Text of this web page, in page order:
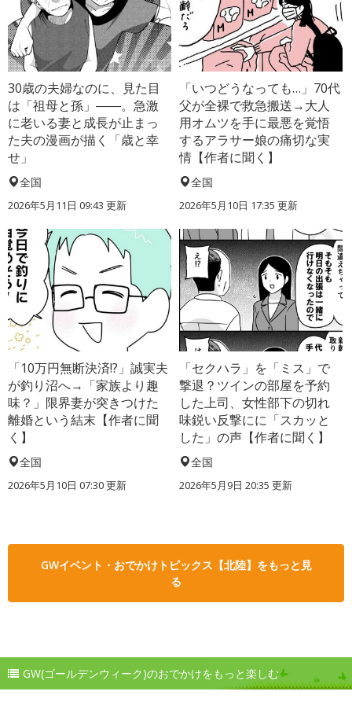
30歳の夫婦なのに、見た目
は「祖母と孫」――。急激
に老いる妻と成長が止まっ
た夫の漫画が描く「歳と幸
せ」
全国
2026年5月11日 09:43 更新
「いつどうなっても…」70代
父が全裸で救急搬送→大人
用オムツを手に最悪を覚悟
するアラサー娘の痛切な実
情【作者に聞く】
全国
2026年5月10日 17:35 更新
「10万円無断決済!?」誠実夫
が釣り沼へ→「家族より趣
味？」限界妻が突きつけた
離婚という結末【作者に聞
く】
全国
2026年5月10日 07:30 更新
「セクハラ」を「ミス」で
撃退？ツインの部屋を予約
した上司、女性部下の切れ
味鋭い反撃にに「スカッと
した」の声【作者に聞く】
全国
2026年5月9日 20:35 更新
GWイベント・おでかけトピックス【北陸】をもっと見
る
GW(ゴールデンウィーク)のおでかけをもっと楽しむ